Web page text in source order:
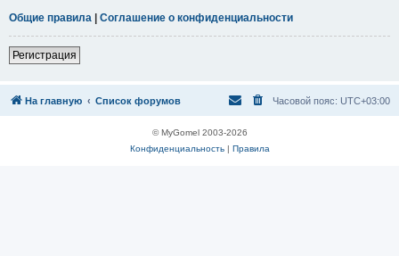
Общие правила | Соглашение о конфиденциальности
Регистрация
На главную Список форумов Часовой пояс: UTC+03:00
© MyGomel 2003-2026
Конфиденциальность| Правила